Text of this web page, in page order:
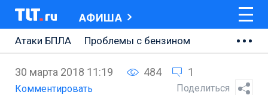
АФИША
Атаки БПЛА
Проблемы с бензином
Ремонт Центральной площади
30 марта 2018 11:19 484 1
Комментировать Поделиться